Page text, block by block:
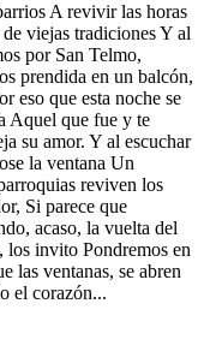
A revivir las horas
viejas tradiciones Y al
por San Telmo,
prendida en un balcón,
eso que esta noche se
Aquel que fue y te
su amor. Y al escuchar
la ventana Un
reviven los
Si parece que
acaso, la vuelta del
los invito Pondremos en
las ventanas, se abren
el corazón...